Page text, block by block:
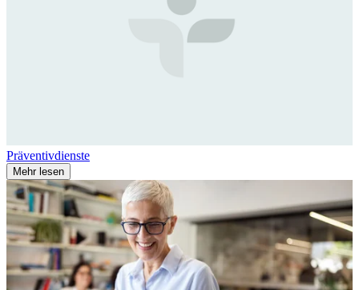
Präventivdienste
Mehr lesen